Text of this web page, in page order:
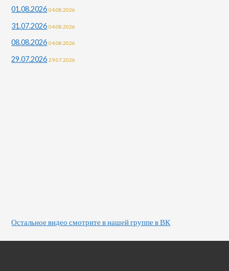
01.08.2026 04.08.2026
31.07.2026 04.08.2026
08.08.2026 04.08.2026
29.07.2026 29.07.2026
Остальное видео смотрите в нашей группе в ВК